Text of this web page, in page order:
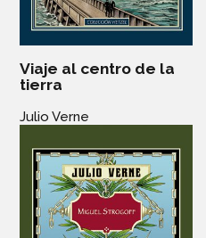
Viaje al centro de la
tierra
Julio Verne